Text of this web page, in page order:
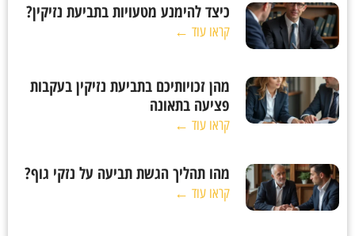
כיצד להימנע מטעויות בתביעת נזיקין?
קראו עוד ←
מהן זכויותיכם בתביעת נזיקין בעקבות
פציעה בתאונה
קראו עוד ←
מהו תהליך הגשת תביעה על נזקי גוף?
קראו עוד ←